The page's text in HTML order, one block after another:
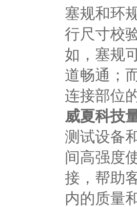
塞规和环
行尺寸校
如，塞规
道畅通；
连接部位
威夏科技
测试设备
间高强度
接，帮助
内的质量